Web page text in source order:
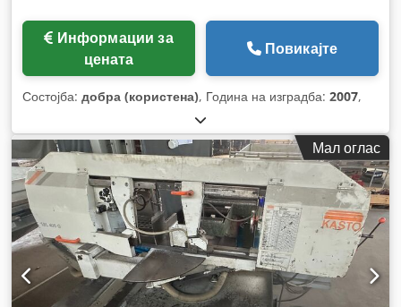
цената
Повикајте
Состојба: добра (користена), Година на изградба: 2007,
Мал оглас